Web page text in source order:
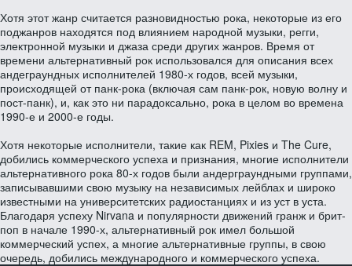
Хотя этот жанр считается разновидностью рока, некоторые из его
поджанров находятся под влиянием народной музыки, регги,
электронной музыки и джаза среди других жанров. Время от
времени альтернативный рок использовался для описания всех
андеграундных исполнителей 1980-х годов, всей музыки,
происходящей от панк-рока (включая сам панк-рок, новую волну и
пост-панк), и, как это ни парадоксально, рока в целом во времена
1990-е и 2000-е годы.
Хотя некоторые исполнители, такие как REM, Pixies и The Cure,
добились коммерческого успеха и признания, многие исполнители
альтернативного рока 80-х годов были андерграундными группами,
записывавшими свою музыку на независимых лейблах и широко
известными на университетских радиостанциях и из уст в уста.
Благодаря успеху Nirvana и популярности движений гранж и брит-
поп в начале 1990-х, альтернативный рок имел большой
коммерческий успех, а многие альтернативные группы, в свою
очередь, добились международного и коммерческого успеха.